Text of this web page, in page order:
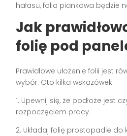
hałasu, folia piankowa będzie
Jak
folię pod
Prawidłowe ułożenie folii jest
wybór. Oto kilka wskazówek:
1. Upewnij się, że podłoże jest
rozpoczęciem pracy.
2. Układaj folię prostopadle do